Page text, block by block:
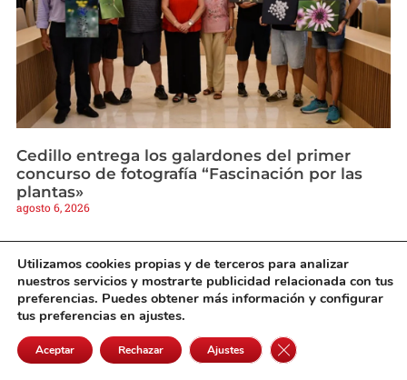
Cedillo entrega los galardones del primer
concurso de fotografía “Fascinación por las
plantas»
agosto 6, 2026
Utilizamos cookies propias y de terceros para analizar
nuestros servicios y mostrarte publicidad relacionada con tus
preferencias. Puedes obtener más información y configurar
tus preferencias en ajustes.
Aceptar Rechazar Ajustes Cerrar el banner de